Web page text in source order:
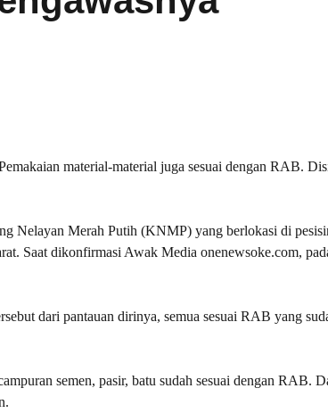
material-material juga sesuai dengan RAB.
Nelayan Merah Putih (KNMP) yang berlokasi di
Saat dikonfirmasi Awak Media onenewsoke.com,
dari pantauan dirinya, semua sesuai RAB yang
semen, pasir, batu sudah sesuai dengan RAB.